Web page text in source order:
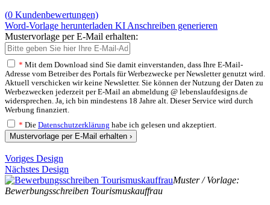
(0 Kundenbewertungen)
Word-Vorlage herunterladen KI Anschreiben generieren
Mustervorlage per E-Mail erhalten:
* Mit dem Download sind Sie damit einverstanden, dass Ihre E-Mail-
Adresse vom Betreiber des Portals für Werbezwecke per Newsletter genutzt wird.
Aktuell verschicken wir keine Newsletter. Sie können der Nutzung der Daten zu
Werbezwecken jederzeit per E-Mail an abmeldung @ lebenslaufdesigns.de
widersprechen. Ja, ich bin mindestens 18 Jahre alt. Dieser Service wird durch
Werbung finanziert.
* Die Datenschutzerklärung habe ich gelesen und akzeptiert.
Mustervorlage per E-Mail erhalten ›
Voriges Design
Nächstes Design
Muster / Vorlage:
Bewerbungsschreiben Tourismuskauffrau